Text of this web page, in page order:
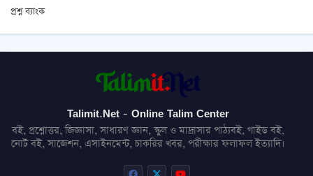
প্রশ্ন ব্যাংক
Talimit.Net - Online Talim Center
বই, প্রশ্নোত্তর, জিজ্ঞাসা, সাধারণ জ্ঞান, স্কুল ও মাদ্রাসার পাঠ্যবই, গাইড বই,
নোট বই, সাজেশন, এসাইনমেন্ট, চাকরির খবর, পরীক্ষার ফলাফল ইত্যাদি।